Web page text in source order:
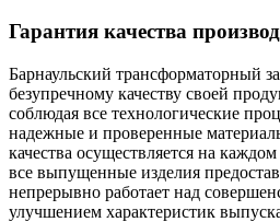
Гарантия качества
Барнаульский трансформаторный
безупречному качеству своей
соблюдая все технологические
надежные и проверенные
качества осуществляется на
все выпущенные изделия
непрерывно работает над
улучшением характеристик